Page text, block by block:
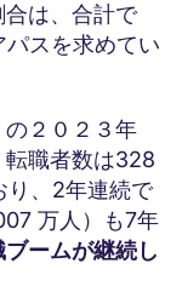
は、合計で
スを求めてい
２０２３年
転職者数は328
り、2年連続で
万人）も7年
ブームが継続し